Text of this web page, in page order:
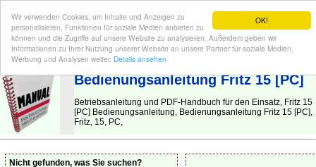
OK!
Wir verwenden Cookies, um Inhalte und Anzeigen zu
personalisieren, Funktionen für soziale Medien anbieten zu
können und die Zugriffe auf unsere Website zu analysieren. Außerdem geben wir
Informationen zu Ihrer Nutzung unserer Website an unsere Partner für soziale Medien,
Werbung und Analysen weiter. Details ansehen
BEDIENUNGSANLEITUNG| Hier finden Sie die deutsche Anleitung!
Bedienungsanleitung Fritz 15 [PC]
Betriebsanleitung und PDF-Handbuch für den Einsatz, Fritz 15
[PC] Bedienungsanleitung, Bedienungsanleitung Fritz 15 [PC],
Fritz, 15, PC,
Nicht gefunden, was Sie suchen?